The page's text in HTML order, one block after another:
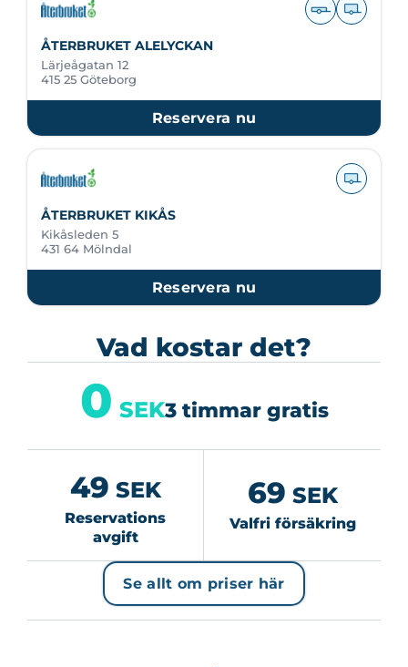
ÅTERBRUKET ALELYCKAN
Lärjeågatan 12
415 25 Göteborg
Reservera nu
ÅTERBRUKET KIKÅS
Kikåsleden 5
431 64 Mölndal
Reservera nu
Vad kostar det?
49 SEK
Reservations
avgift
0 SEK3 timmar gratis
69 SEK
Valfri försäkring
Se allt om priser här